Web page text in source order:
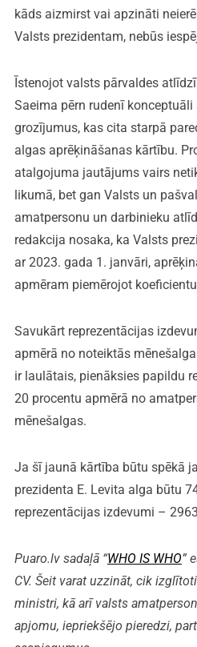
kāds aizmirst vai apzināti
Valsts prezidentam, nebūs
Īstenojot valsts pārvaldes
Saeima pērn rudenī
grozījumus, kas cita starpā
algas aprēķināšanas kārtību.
atalgojuma jautājums vairs
likumā, bet gan Valsts un
amatpersonu un darbinieku
redakcija nosaka, ka Valsts
ar 2023. gada 1. janvāri,
apmēram piemērojot
Savukārt reprezentācijas
apmērā no noteiktās
ir laulātais, pienāksies papildu
20 procentu apmērā no
mēnešalgas.
Ja šī jaunā kārtība būtu spēkā
prezidenta E. Levita alga būtu
reprezentācijas izdevumi –
Puaro.lv sadaļā “WHO IS WHO”
CV. Šeit varat uzzināt, cik
ministri, kā arī valsts
apjomu, iepriekšējo pieredzi,